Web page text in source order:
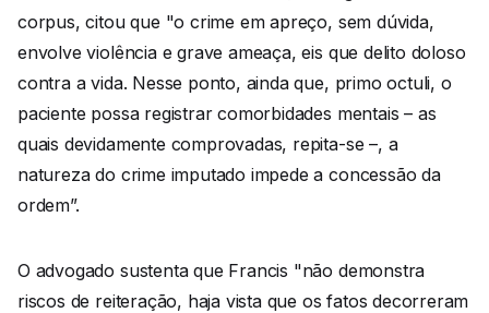
corpus, citou que "o crime em apreço, sem dúvida,
envolve violência e grave ameaça, eis que delito doloso
contra a vida. Nesse ponto, ainda que, primo octuli, o
paciente possa registrar comorbidades mentais – as
quais devidamente comprovadas, repita-se –, a
natureza do crime imputado impede a concessão da
ordem”.
O advogado sustenta que Francis "não demonstra
riscos de reiteração, haja vista que os fatos decorreram